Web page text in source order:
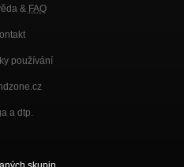
& FAQ
používání
a dtp.